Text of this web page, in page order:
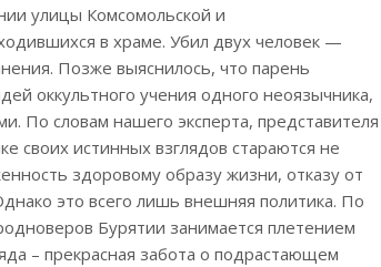
улицы Комсомольской и
в храме. Убил двух человек —
Позже выяснилось, что парень
оккультного учения одного неоязычника,
По словам нашего эксперта, представителя
своих истинных взглядов стараются не
здоровому образу жизни, отказу от
это всего лишь внешняя политика. По
Бурятии занимается плетением
– прекрасная забота о подрастающем